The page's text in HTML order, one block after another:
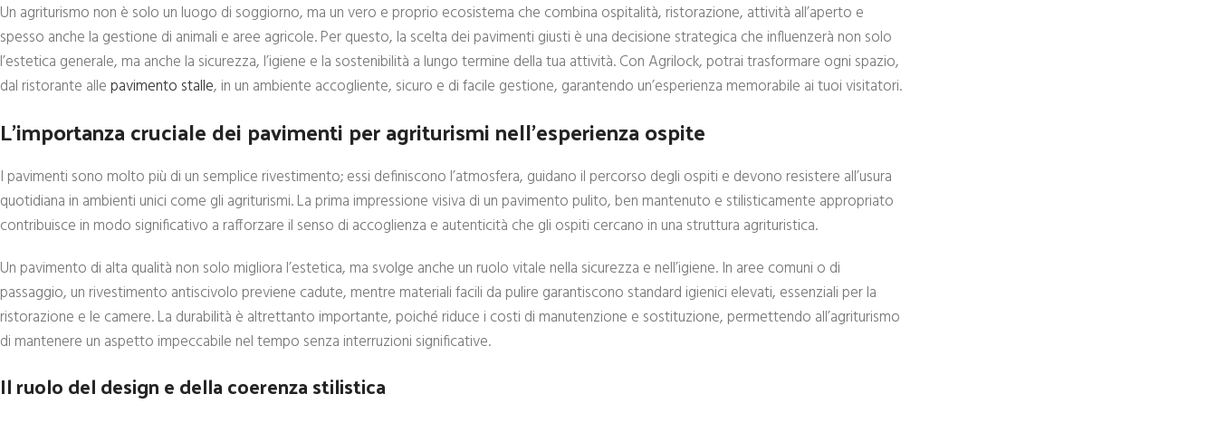
Un agriturismo non è solo un luogo di soggiorno, ma un vero e proprio ecosistema che combina ospitalità, ristorazione, attività all’aperto e
spesso anche la gestione di animali e aree agricole. Per questo, la scelta dei pavimenti giusti è una decisione strategica che influenzerà non solo
l’estetica generale, ma anche la sicurezza, l’igiene e la sostenibilità a lungo termine della tua attività. Con Agrilock, potrai trasformare ogni spazio,
dal ristorante allepavimento stalle, in un ambiente accogliente, sicuro e di facile gestione, garantendo un’esperienza memorabile ai tuoi visitatori.
L’importanza cruciale dei pavimenti per agriturismi nell’esperienza ospite
I pavimenti sono molto più di un semplice rivestimento; essi definiscono l’atmosfera, guidano il percorso degli ospiti e devono resistere all’usura
quotidiana in ambienti unici come gli agriturismi. La prima impressione visiva di un pavimento pulito, ben mantenuto e stilisticamente appropriato
contribuisce in modo significativo a rafforzare il senso di accoglienza e autenticità che gli ospiti cercano in una struttura agrituristica.
Un pavimento di alta qualità non solo migliora l’estetica, ma svolge anche un ruolo vitale nella sicurezza e nell’igiene. In aree comuni o di
passaggio, un rivestimento antiscivolo previene cadute, mentre materiali facili da pulire garantiscono standard igienici elevati, essenziali per la
ristorazione e le camere. La durabilità è altrettanto importante, poiché riduce i costi di manutenzione e sostituzione, permettendo all’agriturismo
di mantenere un aspetto impeccabile nel tempo senza interruzioni significative.
Il ruolo del design e della coerenza stilistica